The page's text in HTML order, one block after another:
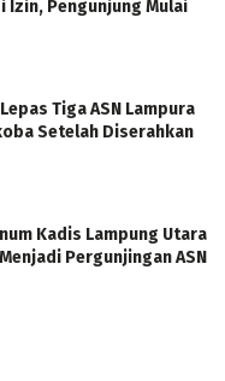
Izin, Pengunjung Mulai
Tiga ASN Lampura
Setelah Diserahkan
Kadis Lampung Utara
Pergunjingan ASN